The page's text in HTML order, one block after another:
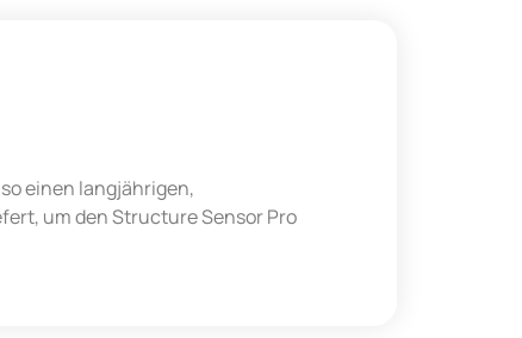
einen langjährigen,
um den Structure Sensor Pro